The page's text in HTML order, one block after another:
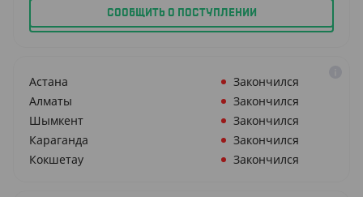
СООБЩИТЬ О ПОСТУПЛЕНИИ
Астана
Закончился
Алматы
Закончился
Шымкент
Закончился
Караганда
Закончился
Кокшетау
Закончился